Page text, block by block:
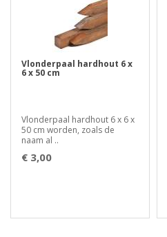
Vlonderpaal hardhout 6 x
6 x 50 cm
Vlonderpaal hardhout 6 x 6 x
50 cm worden, zoals de
naam al ..
€ 3,00